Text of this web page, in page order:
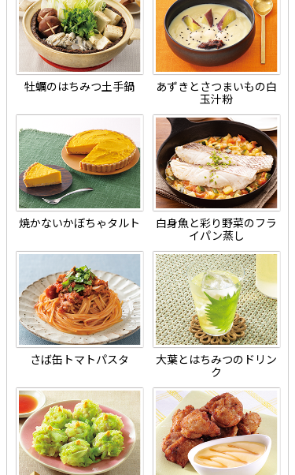
牡蠣のはちみつ土手鍋
あずきとさつまいもの白
玉汁粉
焼かないかぼちゃタルト
白身魚と彩り野菜のフラ
イパン蒸し
さば缶トマトパスタ
大葉とはちみつのドリン
ク